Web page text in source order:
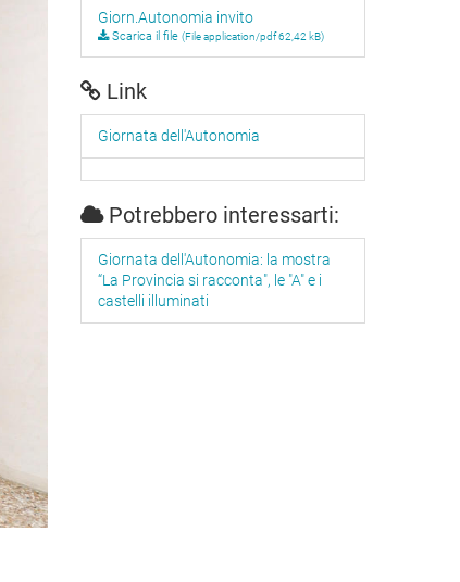
Giorn.Autonomia invito
Scarica il file (File application/pdf 62,42 kB)
Link
Giornata dell'Autonomia
Potrebbero interessarti:
Giornata dell'Autonomia: la mostra
“La Provincia si racconta", le "A" e i
castelli illuminati